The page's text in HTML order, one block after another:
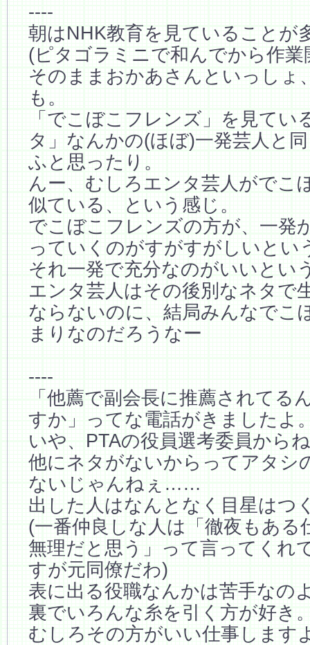
----
朝はNHK教育を見ていることが
(ピタゴラミニで和んでから作業
そのままおかあさんといっしょ
も。
「でこぼこフレンズ」を見てい
タ」なんかの(ほぼ)一発芸人と
ふと思ったり。
んー、むしろエンタ芸人がでこ
似ている、という感じ。
でこぼこフレンズの方が、一発
っていくのがすがすがしいとい
それ一発で充分なのがいいとい
エンタ芸人はその後別なネタで
ならないのに、結局みんなでこ
まりなのだろうなー
----
「他薦で副会長に推薦されてる
すか」ってな電話がきましたよ
いや、PTAの役員選考委員から
他にネタがないからってアタシ
ないじゃんねぇ……
出した人はなんとなく目星はつ
(一番仲良しな人は「徹夜もある
無理だと思う」って言ってくれ
すが元同僚だわ)
表に出る役職なんかは苦手なの
裏でいろんな糸を引く方が好き
むしろその方がいい仕事します